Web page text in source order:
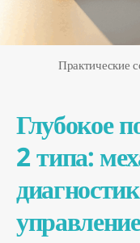
Практические
Глубокое
2 типа:
управление